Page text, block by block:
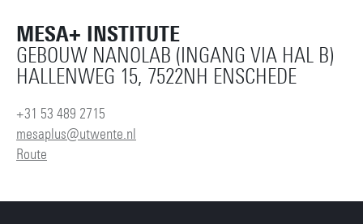
MESA+ INSTITUTE
GEBOUW NANOLAB (INGANG VIA HAL B)
HALLENWEG 15, 7522NH ENSCHEDE
+31 53 489 2715
mesaplus@utwente.nl
Route